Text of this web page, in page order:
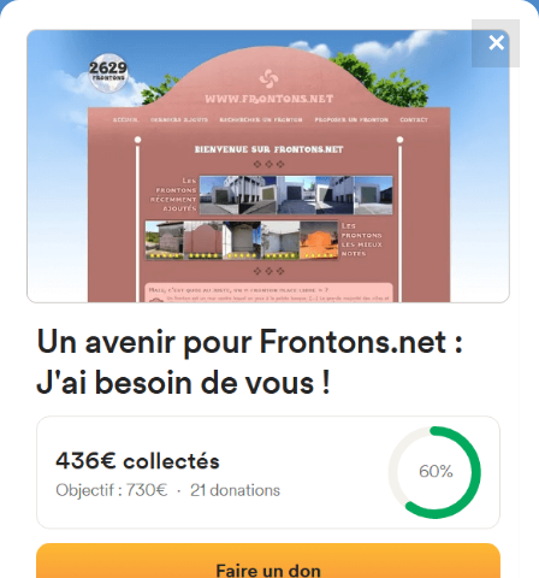
FRONTONS.NET
BUSCAR UN FRONTÓN
AÑADIR UN FRONTÓN
4784
frontones
24209 Gusendos de los Oteros,
Calle San Félix 1 España
Frontón de pared izquierda
✕